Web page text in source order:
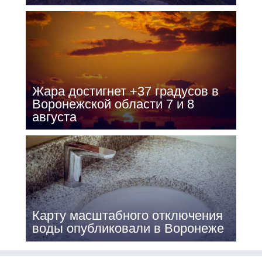
Жара достигнет +37 градусов в
Воронежской области 7 и 8
августа
Карту масштабного отключения
воды опубликовали в Воронеже